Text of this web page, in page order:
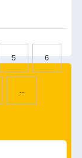
5 6
...